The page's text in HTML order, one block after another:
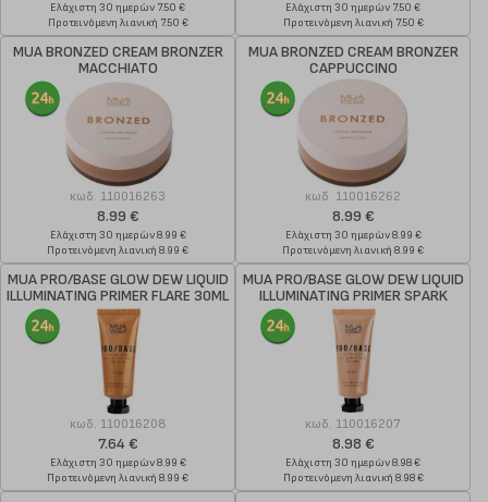
Ελάχιστη 30 ημερών 7.50 €
Προτεινόμενη λιανική 7.50 €
Ελάχιστη 30 ημερών 7.50 €
Προτεινόμενη λιανική 7.50 €
MUA BRONZED CREAM BRONZER
MACCHIATO
κωδ. 110016263
8.99 €
Ελάχιστη 30 ημερών 8.99 €
Προτεινόμενη λιανική 8.99 €
MUA BRONZED CREAM BRONZER
CAPPUCCINO
κωδ. 110016262
8.99 €
Ελάχιστη 30 ημερών 8.99 €
Προτεινόμενη λιανική 8.99 €
MUA PRO/BASE GLOW DEW LIQUID
ILLUMINATING PRIMER FLARE 30ML
κωδ. 110016208
7.64 €
Ελάχιστη 30 ημερών 8.99 €
Προτεινόμενη λιανική 8.99 €
MUA PRO/BASE GLOW DEW LIQUID
ILLUMINATING PRIMER SPARK
30ML
κωδ. 110016207
8.98 €
Ελάχιστη 30 ημερών 8.98 €
Προτεινόμενη λιανική 8.98 €